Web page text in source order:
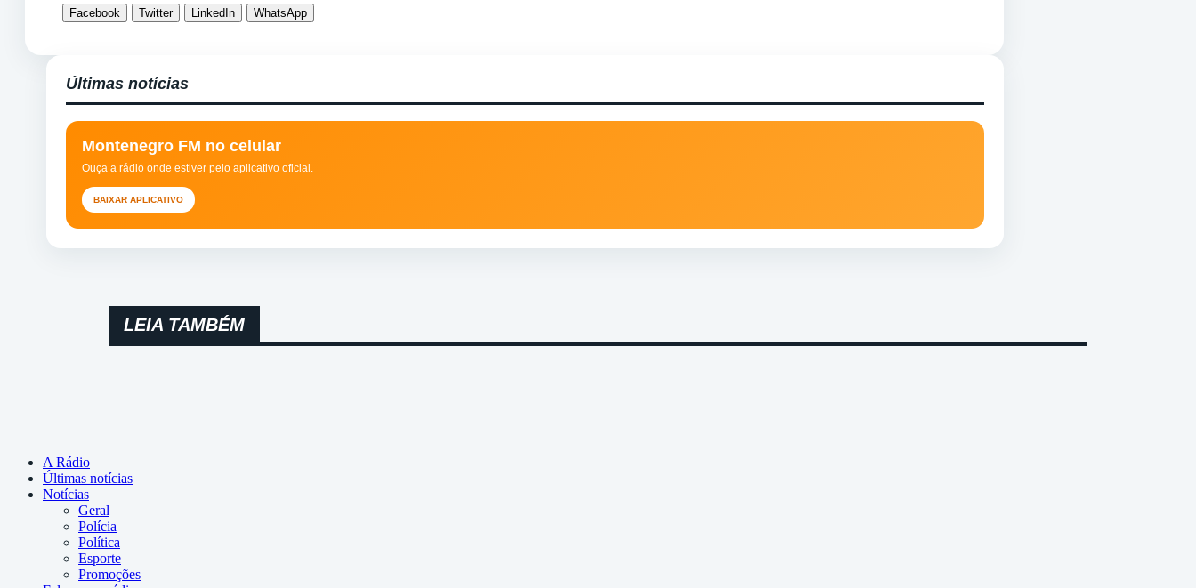
Facebook Twitter LinkedIn WhatsApp
Últimas notícias
Montenegro FM no celular
Ouça a rádio onde estiver pelo aplicativo oficial.
BAIXAR APLICATIVO
LEIA TAMBÉM
A Rádio
Últimas notícias
Notícias
Geral
Polícia
Política
Esporte
Promoções